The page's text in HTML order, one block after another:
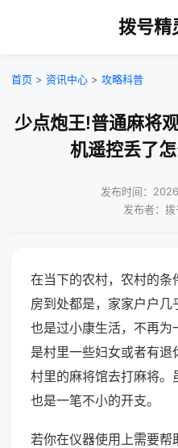
拨号精
首页 > 资讯中心 > 攻略科普
少点炮王!普通麻将
机遥控丢了
发布时间：
发布者：
在当下的农村，农村的条
房到处都是，家家户户
也是过小康生活，不再
是村里一些妇女或者有退
村里的麻将馆去打麻将
也是一笔不小的开支。
若你在仪器使用上需要